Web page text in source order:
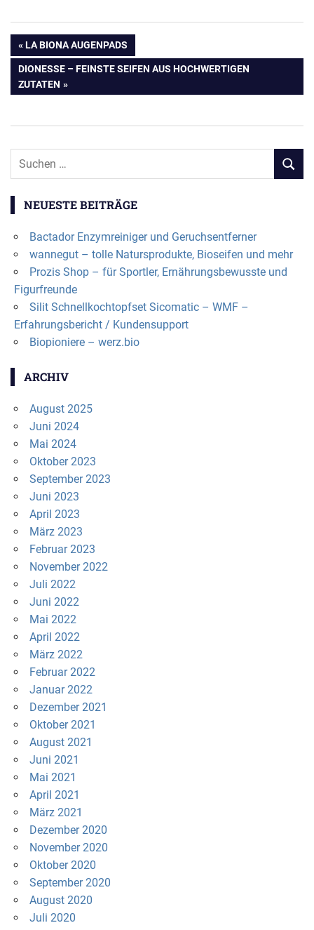
Beitragsnavigation
VORHERIGER
BEITRAG:
LA BIONA AUGENPADS
NÄCHSTER
BEITRAG:
DIONESSE – FEINSTE SEIFEN AUS HOCHWERTIGEN
ZUTATEN
NEUESTE BEITRÄGE
Bactador Enzymreiniger und Geruchsentferner
wannegut – tolle Natursprodukte, Bioseifen und mehr
Prozis Shop – für Sportler, Ernährungsbewusste und
Figurfreunde
Silit Schnellkochtopfset Sicomatic – WMF –
Erfahrungsbericht / Kundensupport
Biopioniere – werz.bio
ARCHIV
August 2025
Juni 2024
Mai 2024
Oktober 2023
September 2023
Juni 2023
April 2023
März 2023
Februar 2023
November 2022
Juli 2022
Juni 2022
Mai 2022
April 2022
März 2022
Februar 2022
Januar 2022
Dezember 2021
Oktober 2021
August 2021
Juni 2021
Mai 2021
April 2021
März 2021
Dezember 2020
November 2020
Oktober 2020
September 2020
August 2020
Juli 2020